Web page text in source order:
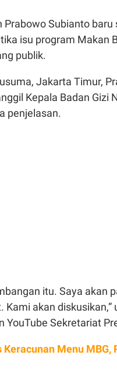
Prabowo Subianto
isu program Makan
publik.
Jakarta Timur,
Kepala Badan Gizi
penjelasan.
itu. Saya akan
akan diskusikan,”
YouTube Sekretariat
Keracunan Menu